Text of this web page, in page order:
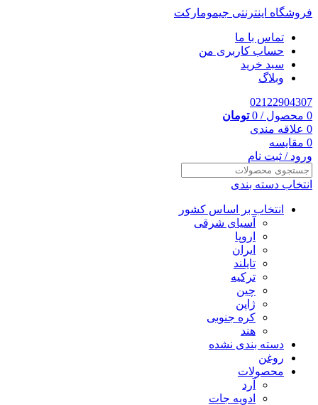
فروشگاه اینترنتی جیمومارکت
تماس با ما
حساب کاربری من
سبد خرید
وبلاگ
02122904307
0 محصول /
0 تومان
0 علاقه مندی
0 مقایسه
ورود / ثبت نام
انتخاب دسته بندی
انتخاب بر اساس کشور
آسیای شرقی
اروپا
ایران
تایلند
ترکیه
چین
ژاپن
کره جنوبی
هند
دسته بندی نشده
روغن
محصولات
آرد
ادویه جات